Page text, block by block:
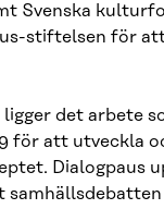
Svenska
stiftelsen för
ligger det arbete
för att utveckla
Dialogpaus